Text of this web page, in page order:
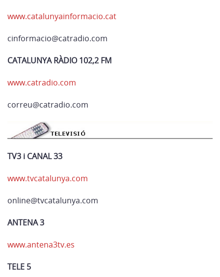
www.catalunyainformacio.cat
cinformacio@catradio.com
CATALUNYA RÀDIO 102,2 FM
www.catradio.com
correu@catradio.com
TV3 i CANAL 33
www.tvcatalunya.com
online@tvcatalunya.com
ANTENA 3
www.antena3tv.es
TELE 5